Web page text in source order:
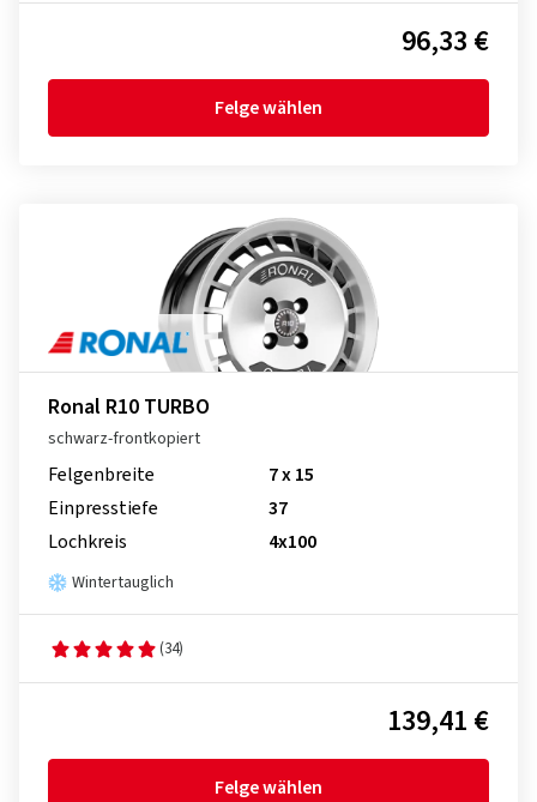
96,33 €
Felge wählen
Ronal R10 TURBO
schwarz-frontkopiert
Felgenbreite
7 x 15
Einpresstiefe
37
Lochkreis
4x100
Wintertauglich
(34)
139,41 €
Felge wählen